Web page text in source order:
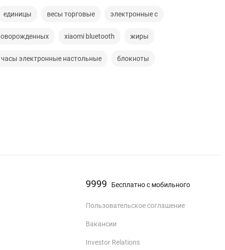
единицы весы торговые электронные с
xiaomi bluetooth жиры
часы электронные настольные блокноты
9999 Бесплатно с мобильного
Пользовательское соглашение
Вакансии
Investor Relations